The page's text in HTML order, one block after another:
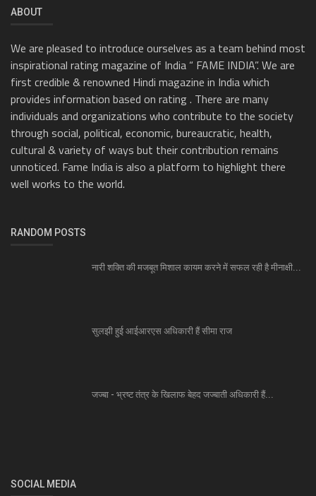
ABOUT
We are pleased to introduce ourselves as a team behind most
inspirational rating magazine of India “ FAME INDIA”. We are
first credible & renowned Hindi magazine in India which
provides information based on rating . There are many
individuals and organizations who contribute to the society
through social, political, economic, bureaucratic, health,
cultural & variety of ways but their contribution remains
unnoticed. Fame India is also a platform to highlight there
well works to the world.
RANDOM POSTS
नारी शक्ति की मजबूत मिशाल कायम करने में सफल रही है मीनाक्षी...
सुलझी हुई आईआरएस अधिकारी हैं सीमा राज
जज्बा - भ्रष्ट तंत्र के खिलाफ बेहद जज्बाती अधिकारी हैं...
SOCIAL MEDIA